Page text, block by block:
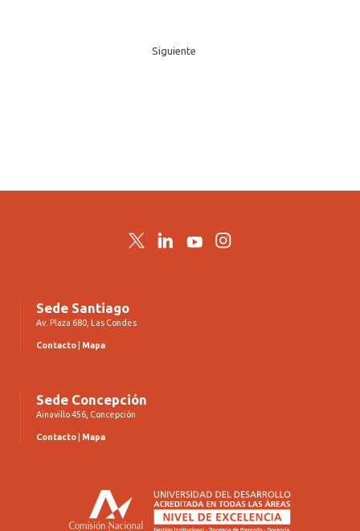
Siguiente
TwitterLinkedInYouTubeInstagram
Sede Santiago
Av. Plaza 680, Las Condes
Contacto Mapa
Sede Concepción
Ainavillo 456, Concepción
Contacto Mapa